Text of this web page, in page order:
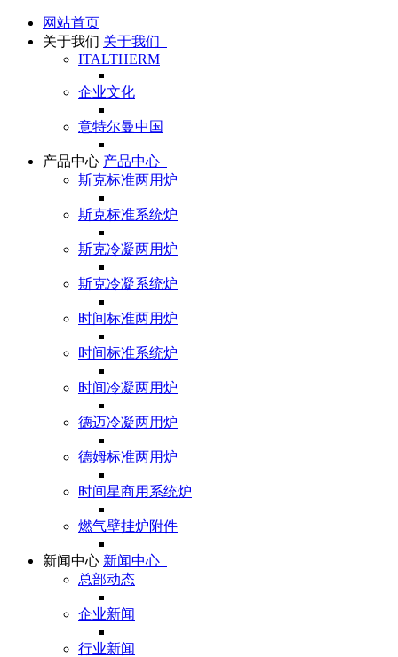
网站首页
关于我们 关于我们
ITALTHERM
企业文化
意特尔曼中国
产品中心 产品中心
斯克标准两用炉
斯克标准系统炉
斯克冷凝两用炉
斯克冷凝系统炉
时间标准两用炉
时间标准系统炉
时间冷凝两用炉
德迈冷凝两用炉
德姆标准两用炉
时间星商用系统炉
燃气壁挂炉附件
新闻中心 新闻中心
总部动态
企业新闻
行业新闻